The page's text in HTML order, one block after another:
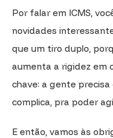
Por falar em ICMS,
novidades
que um tiro duplo,
aumenta a rigidez em
chave: a gente
complica, pra poder
E então, vamos às